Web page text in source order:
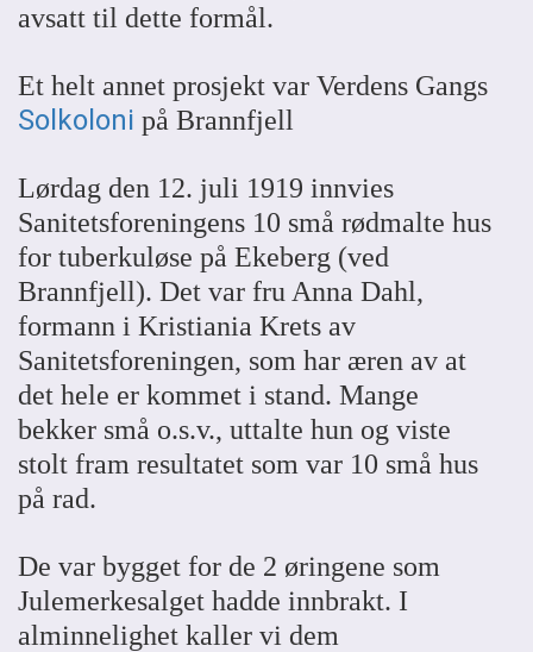
avsatt til dette formål.
Et helt annet prosjekt var Verdens Gangs
Solkoloni på Brannfjell
Lørdag den 12. juli 1919 innvies
Sanitetsforeningens 10 små rødmalte hus
for tuberkuløse på Ekeberg (ved
Brannfjell). Det var fru Anna Dahl,
formann i Kristiania Krets av
Sanitetsforeningen, som har æren av at
det hele er kommet i stand. Mange
bekker små o.s.v., uttalte hun og viste
stolt fram resultatet som var 10 små hus
på rad.
De var bygget for de 2 øringene som
Julemerkesalget hadde innbrakt. I
alminnelighet kaller vi dem